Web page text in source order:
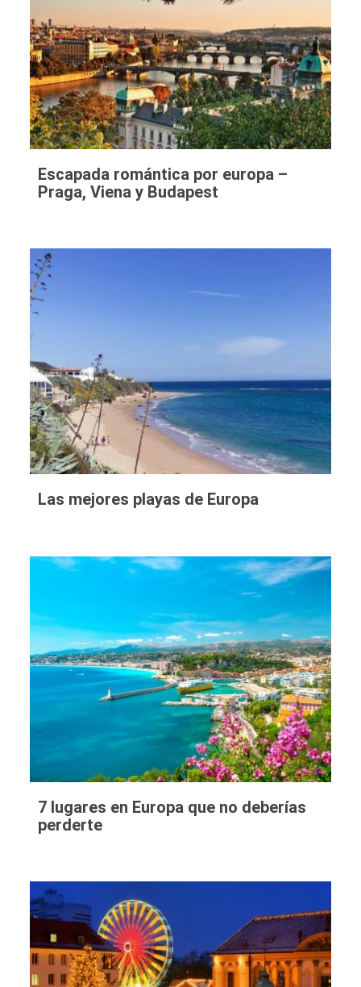
Escapada romántica por europa –
Praga, Viena y Budapest
Las mejores playas de Europa
7 lugares en Europa que no deberías
perderte